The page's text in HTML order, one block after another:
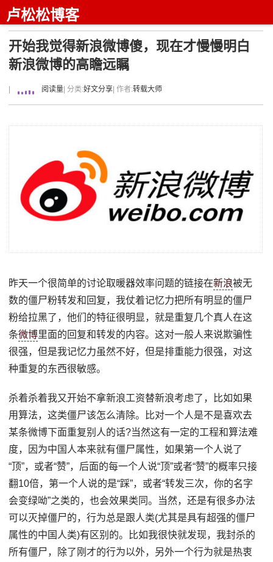
卢松松博客
开始我觉得新浪微博傻，现在才慢慢明白
新浪微博的高瞻远瞩
阅读量 | 分类:好文分享 | 作者:转载大师
昨天一个很简单的讨论取暖器效率问题的链接在新浪被无
数的僵尸粉转发和回复，我仗着记忆力把所有明显的僵尸
粉给拉黑了，他们的特征很明显，就是重复几个真人在这
条微博里面的回复和转发的内容。这对一般人来说欺骗性
很强，但是我记忆力虽然不好，但是排重能力很强，对这
种重复的东西很敏感。
杀着杀着我又开始不拿新浪工资替新浪考虑了，比如如果
用算法，这类僵尸该怎么清除。比对一个人是不是喜欢去
某条微博下面重复别人的话?当然这有一定的工程和算法难
度，因为中国人本来就有僵尸属性，如果第一个人说了
“顶”，或者“赞”，后面的每一个人说“顶”或者“赞”的概率只接
翻10倍，第一个人说的是“踩”，或者“转发三次，你的名字
会变绿呦”之类的，也会效果类同。当然，还是有很多办法
可以灭掉僵尸的，行为总是跟人类(尤其是具有超强的僵尸
属性的中国人类)有区别的。比如我很快就发现，我封杀的
所有僵尸，除了刚才的行为以外，另外一个行为就是热衷